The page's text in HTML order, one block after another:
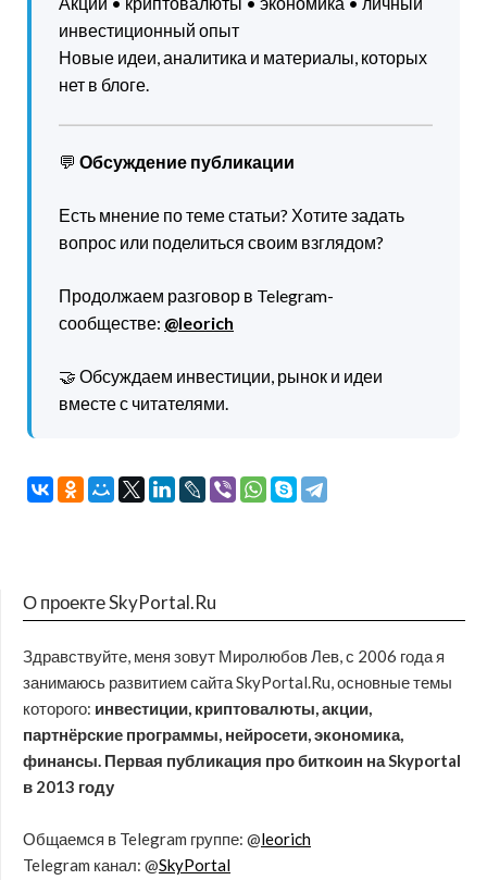
инвестиционный опыт
Новые идеи, аналитика и материалы, которых
нет в блоге.
💬 Обсуждение публикации
Есть мнение по теме статьи? Хотите задать
вопрос или поделиться своим взглядом?
Продолжаем разговор в Telegram-
сообществе: @leorich
🤝 Обсуждаем инвестиции, рынок и идеи
вместе с читателями.
О проекте SkyPortal.Ru
Здравствуйте, меня зовут Миролюбов Лев, с 2006 года я
занимаюсь развитием сайта SkyPortal.Ru, основные темы
которого: инвестиции, криптовалюты, акции,
партнёрские программы, нейросети, экономика,
финансы. Первая публикация про биткоин на Skyportal
в 2013 году
Общаемся в Telegram группе: @leorich
Telegram канал: @SkyPortal